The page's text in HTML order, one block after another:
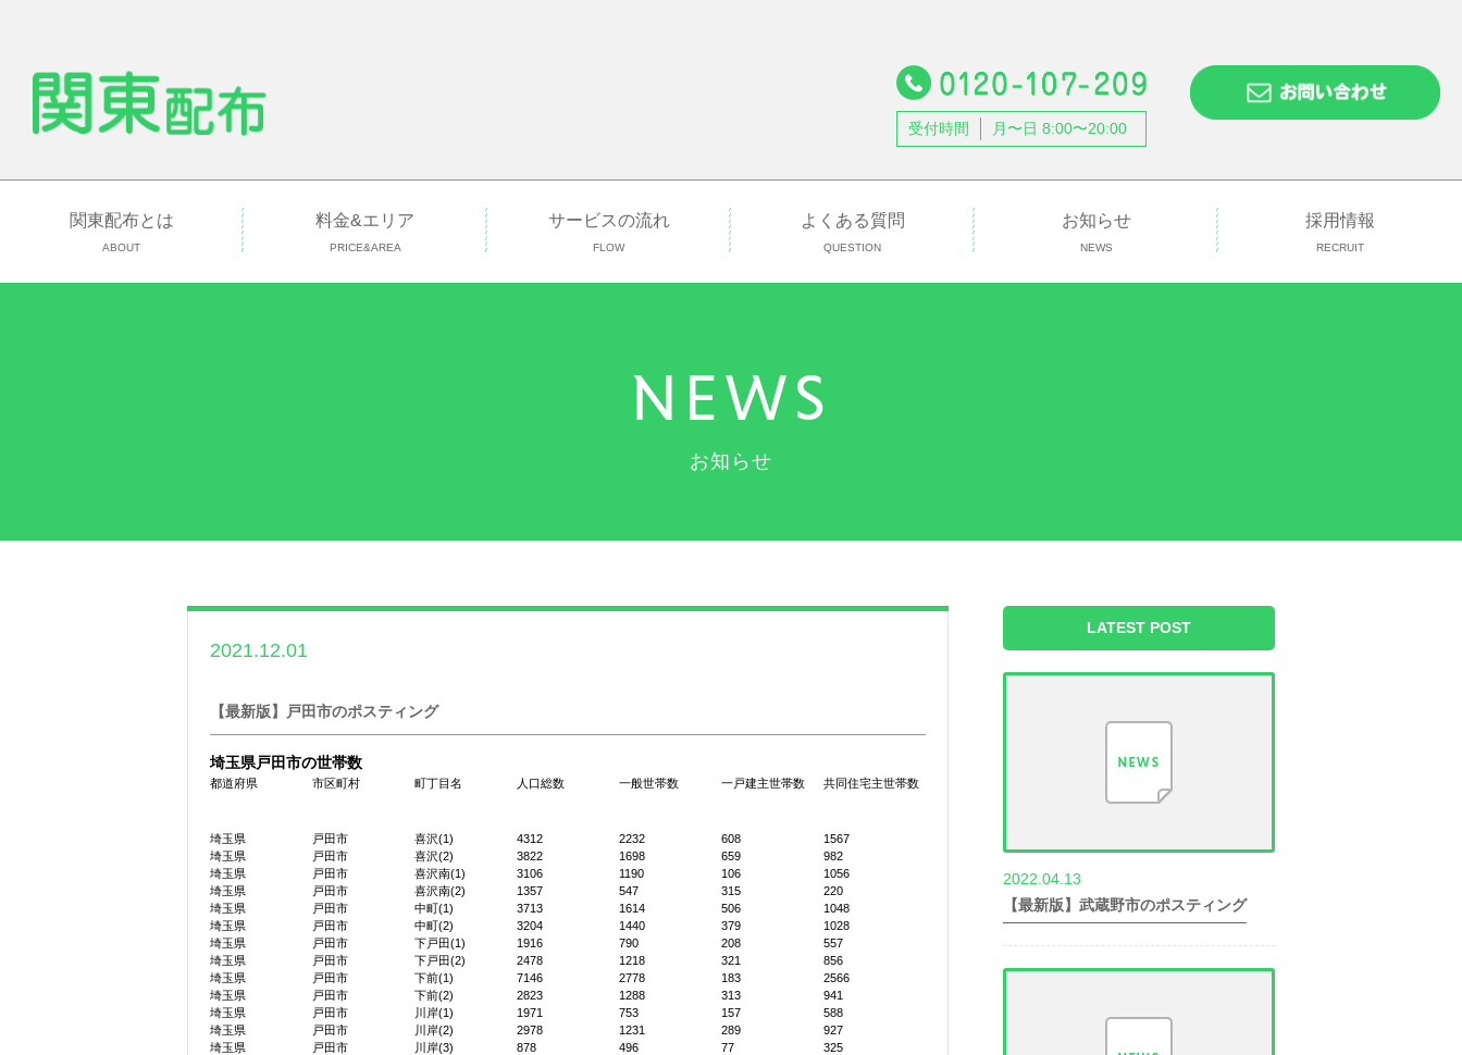
受付時間 月〜日 8:00〜20:00
関東配布とは
ABOUT
料金&エリア
PRICE&AREA
サービスの流れ
FLOW
よくある質問
QUESTION
お知らせ
NEWS
採用情報
RECRUIT
NEWS
お知らせ
2021.12.01
【最新版】戸田市のポスティング
埼玉県戸田市の世帯数
都道府県 市区町村 町丁目名 人口総数 一般世帯数 一戸建主世帯数 共同住宅主世帯数
埼玉県 戸田市 喜沢(1) 4312 2232 608
1567
埼玉県
戸田市 喜沢(2) 3822 1698 659
982
埼玉県
戸田市 喜沢南(1) 3106 1190 106
1056
埼玉県
戸田市 喜沢南(2) 1357 547 315
220
埼玉県
戸田市 中町(1) 3713 1614 506
1048
埼玉県
戸田市 中町(2) 3204 1440 379
1028
埼玉県
戸田市 下戸田(1) 1916 790 208
557
埼玉県
戸田市 下戸田(2) 2478 1218 321
856
埼玉県
戸田市 下前(1) 7146 2778 183
2566
埼玉県
戸田市 下前(2) 2823 1288 313
941
埼玉県
戸田市 川岸(1) 1971 753 157
588
埼玉県
戸田市 川岸(2) 2978 1231 289
927
埼玉県
戸田市 川岸(3) 878 496 77
325
LATEST POST
2022.04.13
【最新版】武蔵野市のポスティング